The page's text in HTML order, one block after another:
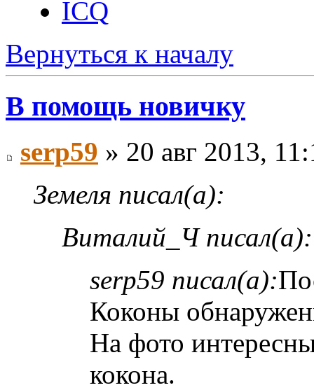
ICQ
Вернуться к началу
В помощь новичку
serp59 » 20 авг 2013,
Земеля писал(а):
Виталий_Ч писал(а):
serp59 писал(а):
Коконы
На фото
кокона.